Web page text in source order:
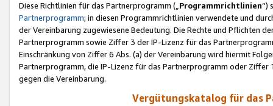
Diese Richtlinien für das Partnerprogramm („Programmrichtlinien“)
Partnerprogramm; in diesen Programmrichtlinien verwendete und
der Vereinbarung zugewiesene Bedeutung. Die Rechte und Pflichten
Partnerprogramm sowie Ziffer 3 der IP-Lizenz für das
Einschränkung von Ziffer 6 Abs. (a) der Vereinbarung wird hiermit
Partnerprogramm, die IP-Lizenz für das Partnerprogramm oder
gegen die Vereinbarung.
Vergütungskatalog für das